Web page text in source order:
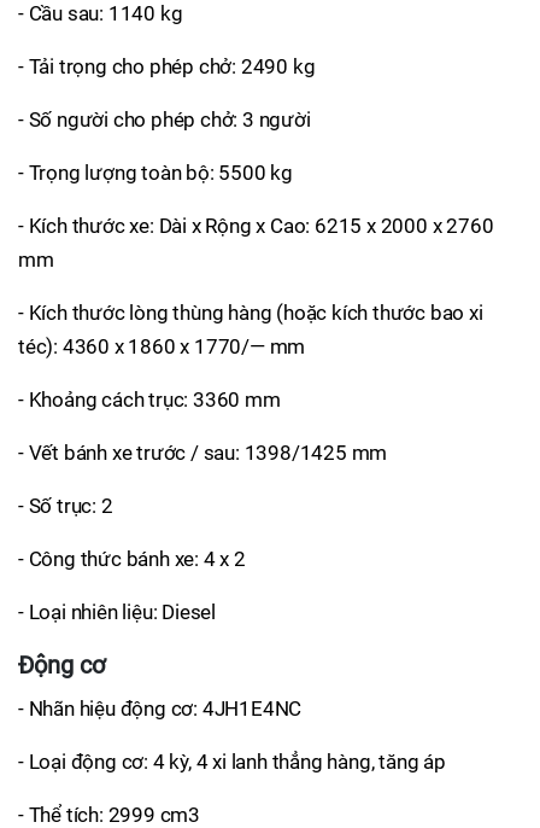
- Cầu sau: 1140 kg
- Tải trọng cho phép chở: 2490 kg
- Số người cho phép chở: 3 người
- Trọng lượng toàn bộ: 5500 kg
- Kích thước xe: Dài x Rộng x Cao: 6215 x 2000 x 2760
mm
- Kích thước lòng thùng hàng (hoặc kích thước bao xi
téc): 4360 x 1860 x 1770/— mm
- Khoảng cách trục: 3360 mm
- Vết bánh xe trước / sau: 1398/1425 mm
- Số trục: 2
- Công thức bánh xe: 4 x 2
- Loại nhiên liệu: Diesel
Động cơ
- Nhãn hiệu động cơ: 4JH1E4NC
- Loại động cơ: 4 kỳ, 4 xi lanh thẳng hàng, tăng áp
- Thể tích: 2999 cm3